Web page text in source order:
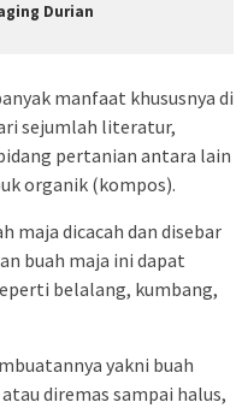
Durian
manfaat khususnya di
sejumlah literatur,
pertanian antara lain
organik (kompos).
maja dicacah dan disebar
buah maja ini dapat
belalang, kumbang,
yakni buah
diremas sampai halus,